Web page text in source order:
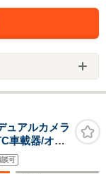
アルカメラ
車載器/オー
ー/アイドリ
談可